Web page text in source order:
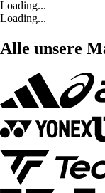
Loading...
Loading...
Alle unsere